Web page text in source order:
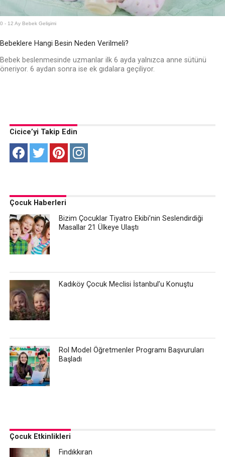
0 - 12 Ay Bebek Gelişimi
Bebeklere Hangi Besin Neden Verilmeli?
Bebek beslenmesinde uzmanlar ilk 6 ayda yalnızca anne sütünü
öneriyor. 6 aydan sonra ise ek gıdalara geçiliyor.
Cicice’yi Takip Edin
Çocuk Haberleri
Bizim Çocuklar Tiyatro Ekibi’nin Seslendirdiği
Masallar 21 Ülkeye Ulaştı
Kadıköy Çocuk Meclisi İstanbul’u Konuştu
Rol Model Öğretmenler Programı Başvuruları
Başladı
Çocuk Etkinlikleri
Fındıkkıran